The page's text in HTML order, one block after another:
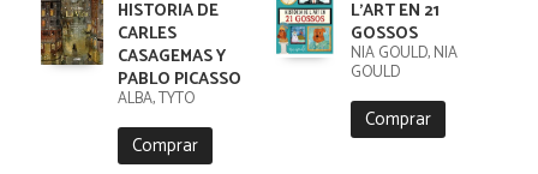
HISTORIA DE
CARLES
CASAGEMAS Y
PABLO PICASSO
ALBA, TYTO
Comprar
L'ART EN 21
GOSSOS
NIA GOULD, NIA
GOULD
Comprar